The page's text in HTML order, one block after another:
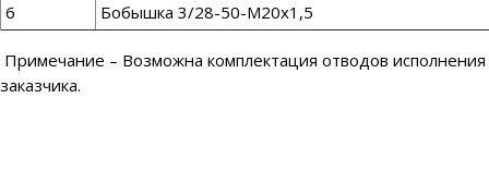
6
Бобышка 3/28-50-М20х1,5
Примечание – Возможна комплектация отводов
заказчика.